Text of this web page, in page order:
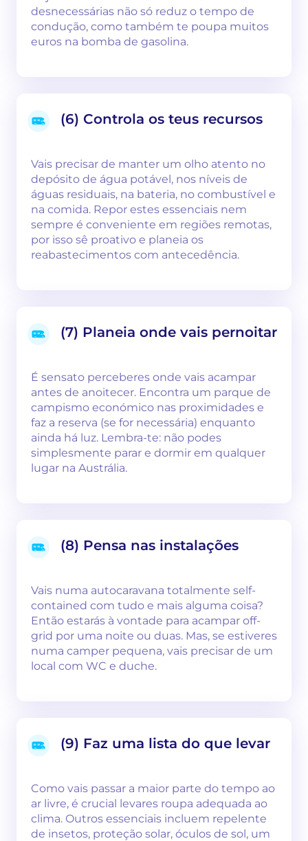
desnecessárias não só reduz o tempo de
condução, como também te poupa muitos
euros na bomba de gasolina.
(6) Controla os teus recursos
Vais precisar de manter um olho atento no
depósito de água potável, nos níveis de
águas residuais, na bateria, no combustível e
na comida. Repor estes essenciais nem
sempre é conveniente em regiões remotas,
por isso sê proativo e planeia os
reabastecimentos com antecedência.
(7) Planeia onde vais pernoitar
É sensato perceberes onde vais acampar
antes de anoitecer. Encontra um parque de
campismo económico nas proximidades e
faz a reserva (se for necessária) enquanto
ainda há luz. Lembra-te: não podes
simplesmente parar e dormir em qualquer
lugar na Austrália.
(8) Pensa nas instalações
Vais numa autocaravana totalmente self-
contained com tudo e mais alguma coisa?
Então estarás à vontade para acampar off-
grid por uma noite ou duas. Mas, se estiveres
numa camper pequena, vais precisar de um
local com WC e duche.
(9) Faz uma lista do que levar
Como vais passar a maior parte do tempo ao
ar livre, é crucial levares roupa adequada ao
clima. Outros essenciais incluem repelente
de insetos, proteção solar, óculos de sol, um